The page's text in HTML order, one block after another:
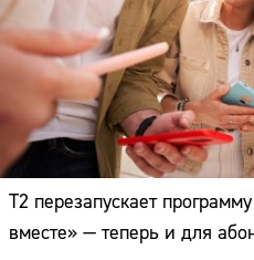
Т2 перезапускает
вместе» — теперь и для